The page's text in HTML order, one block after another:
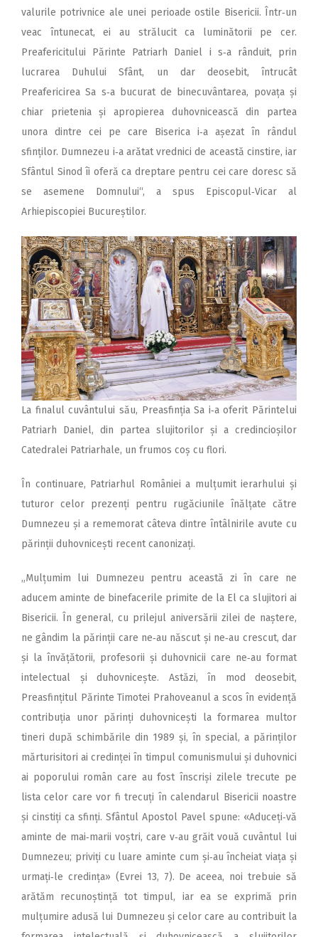
valurile potrivnice ale unei perioade ostile Bisericii. Într‑un
veac întunecat, ei au strălucit ca luminătorii pe cer.
Preafericitului Părinte Patriarh Daniel i s‑a rânduit, prin
lucrarea Duhului Sfânt, un dar deosebit, întrucât
Preafericirea Sa s‑a bucurat de binecuvântarea, povața și
chiar prietenia și apropierea duhovnicească din partea
unora dintre cei pe care Biserica i‑a așezat în rândul
sfinților. Dumnezeu i‑a arătat vrednici de această cinstire, iar
Sfântul Sinod îi oferă ca dreptare pentru cei care doresc să
se asemene Domnului“, a spus Episcopul‑Vicar al
Arhiepiscopiei Bucu­reștilor.
La finalul cuvântului său, Preasfinția Sa i‑a oferit Părintelui
Patriarh Daniel, din partea slujitorilor și a credincioșilor
Catedralei Patriarhale, un frumos coș cu flori.
În continuare, Patriarhul României a mul­țumit ierarhului și
tuturor celor prezenți pentru rugăciunile înălțate către
Dumnezeu și a rememorat câteva dintre întâlnirile avute cu
părinții duhovnicești recent canonizați.
„Mulțumim lui Dumnezeu pentru această zi în care ne
aducem aminte de binefacerile primite de la El ca slujitori ai
Bisericii. În general, cu prilejul aniversării zilei de naștere,
ne gândim la părinții care ne‑au născut și ne‑au crescut, dar
și la învățătorii, profesorii și duhovnicii care ne‑au format
intelectual și duhovnicește. Astăzi, în mod deosebit,
Preasfin­țitul Părinte Timotei Prahoveanul a scos în evidență
contribuția unor părinți duhovnicești la formarea multor
tineri după schimbările din 1989 și, în special, a părinților
mărturisitori ai credinței în timpul comunismului și duhovnici
ai poporului român care au fost înscriși zilele trecute pe
lista celor care vor fi trecuți în calendarul Bisericii noastre
și cinstiți ca sfinți. Sfântul Apostol Pavel spune: «Aduceți‑vă
aminte de mai‑marii voștri, care v‑au grăit vouă cuvântul lui
Dumnezeu; priviți cu luare aminte cum și‑au încheiat viața și
urmați‑le credința» (Evrei 13, 7). De aceea, noi trebuie să
arătăm recunoștință tot timpul, iar ea se exprimă prin
mulțumire adusă lui Dumnezeu și celor care au contribuit la